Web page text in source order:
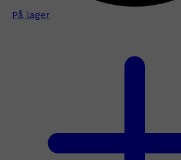
På lager